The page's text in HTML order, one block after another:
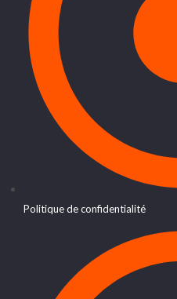
Politique de confidentialité